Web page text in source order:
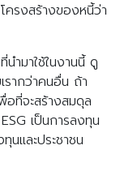
ครงสร้างของหนี้ว่า
ำมาใช้ในงานนี้ ดู
รากว่าคนอื่น ถ้า
อที่จะสร้างสมดุล
เป็นการลงทุน
นและประชาชน